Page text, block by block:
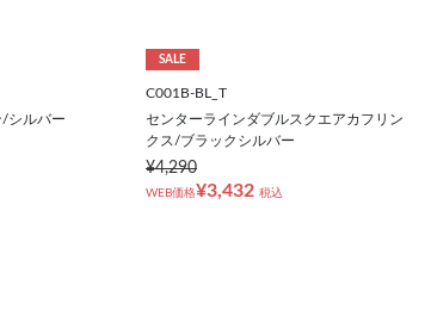
/シルバー
SALE
C001B-BL_T
センターラインダブルスクエアカフリン
クス/ブラックシルバー
¥4,290
WEB価格¥3,432 税込